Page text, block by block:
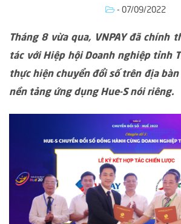
- 07/09/2022
Tháng 8 vừa qua, VNPAY đã chính
tác với Hiệp hội Doanh nghiệp tỉnh
thực hiện chuyển đổi số trên địa
nền tảng ứng dụng Hue-S nói riêng.